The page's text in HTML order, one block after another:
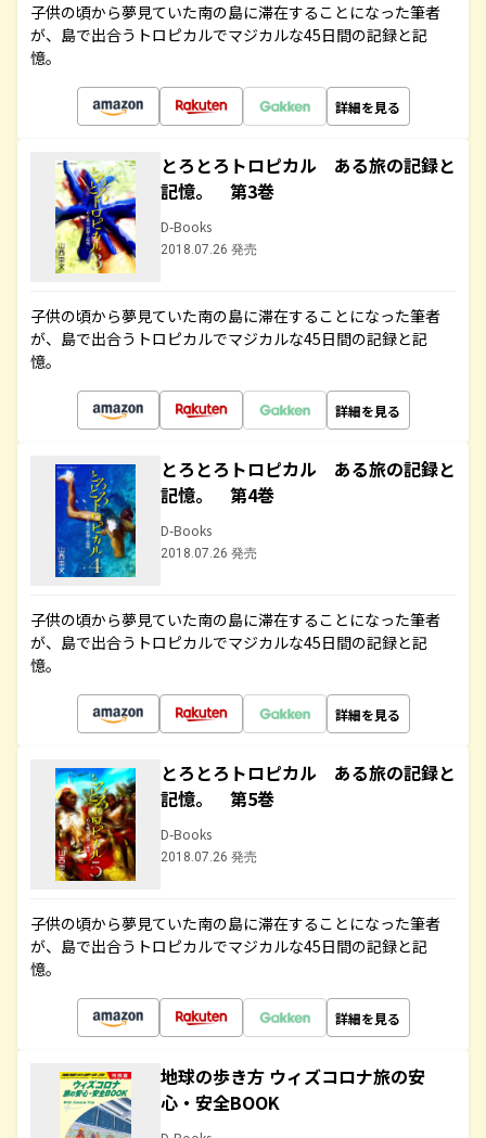
子供の頃から夢見ていた南の島に滞在することになった筆者
が、島で出合うトロピカルでマジカルな45日間の記録と記
憶。
詳細を見る
とろとろトロピカル ある旅の記録と
記憶。 第3巻
D-Books
2018.07.26 発売
子供の頃から夢見ていた南の島に滞在することになった筆者
が、島で出合うトロピカルでマジカルな45日間の記録と記
憶。
詳細を見る
とろとろトロピカル ある旅の記録と
記憶。 第4巻
D-Books
2018.07.26 発売
子供の頃から夢見ていた南の島に滞在することになった筆者
が、島で出合うトロピカルでマジカルな45日間の記録と記
憶。
詳細を見る
とろとろトロピカル ある旅の記録と
記憶。 第5巻
D-Books
2018.07.26 発売
子供の頃から夢見ていた南の島に滞在することになった筆者
が、島で出合うトロピカルでマジカルな45日間の記録と記
憶。
詳細を見る
地球の歩き方 ウィズコロナ旅の安
心・安全BOOK